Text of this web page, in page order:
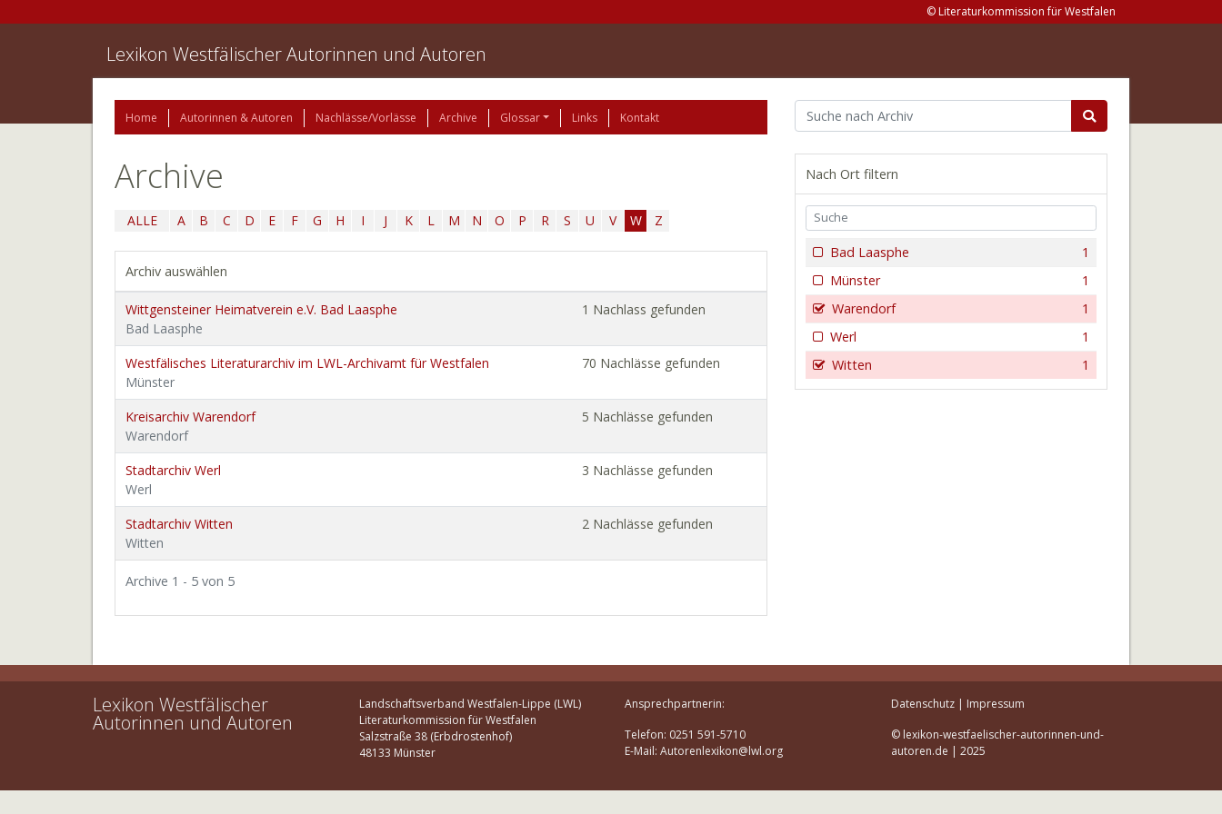
© Literaturkommission für Westfalen
Lexikon Westfälischer Autorinnen und Autoren
Home Autorinnen & Autoren Nachlässe/Vorlässe Archive Glossar Links Kontakt
Archive
ALLE A B C D E F G H I J K L M N O P R S U V W Z
Archiv auswählen
Wittgensteiner Heimatverein e.V. Bad Laasphe
Bad Laasphe
1 Nachlass gefunden
Westfälisches Literaturarchiv im LWL-Archivamt für Westfalen
Münster
70 Nachlässe gefunden
Kreisarchiv Warendorf
Warendorf
5 Nachlässe gefunden
Stadtarchiv Werl
Werl
3 Nachlässe gefunden
Stadtarchiv Witten
Witten
2 Nachlässe gefunden
Archive 1 - 5 von 5
Nach Ort filtern
1
Bad Laasphe
1
Münster
1
Warendorf
1
Werl
1
Witten
Lexikon Westfälischer
Autorinnen und Autoren
Landschaftsverband Westfalen-Lippe (LWL)
Literaturkommission für Westfalen
Salzstraße 38 (Erbdrostenhof)
48133 Münster
Ansprechpartnerin:
Telefon: 0251 591-5710
E-Mail: Autorenlexikon@lwl.org
Datenschutz| Impressum
© lexikon-westfaelischer-autorinnen-und-
autoren.de | 2025